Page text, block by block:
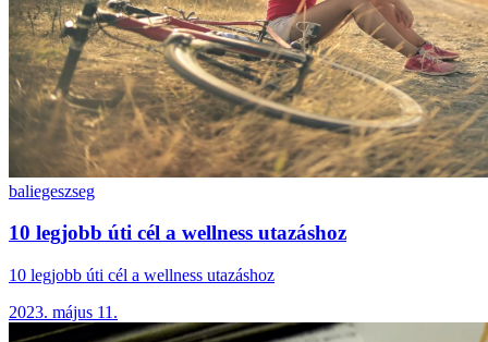
baliegeszseg
10 legjobb úti cél a wellness utazáshoz
10 legjobb úti cél a wellness utazáshoz
2023. május 11.